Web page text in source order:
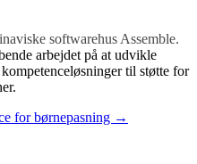
softwarehus Assemble.
arbejdet på at udvikle
til støtte for
for børnepasning →